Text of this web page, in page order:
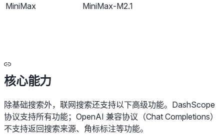
MiniMax
MiniMax-M2.1
核心能力
除基础搜索外，联网搜索还支持以下高级功能。DashScope
协议支持所有功能；OpenAI 兼容协议（Chat Completions）
不支持返回搜索来源、角标标注等功能。